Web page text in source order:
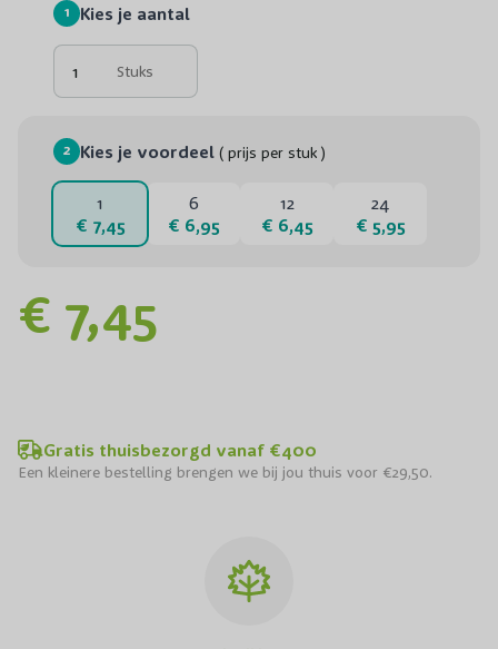
1 Kies je aantal
Stuks
2 Kies je voordeel ( prijs per stuk )
24
€ 5,95
12
€ 6,45
6
€ 6,95
1
€ 7,45
€ 7,45
Gratis thuisbezorgd vanaf €400
Een kleinere bestelling brengen we bij jou thuis voor €29,50.